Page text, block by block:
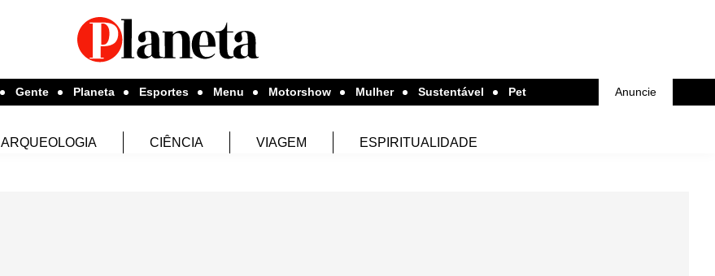
Gente Planeta Esportes Menu Motorshow Mulher Sustentável Pet Anuncie
ARQUEOLOGIA CIÊNCIA VIAGEM ESPIRITUALIDADE